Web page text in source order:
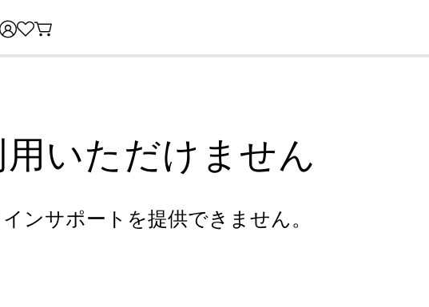
いただけません
ンサポートを提供できません。